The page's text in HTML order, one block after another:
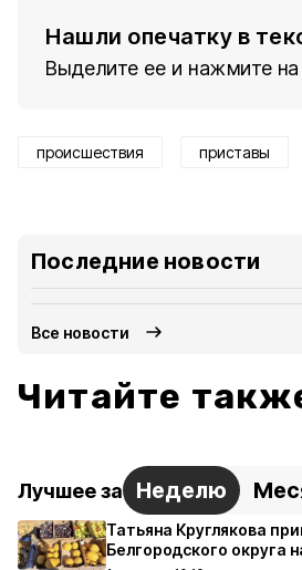
Нашли опечатку в
Выделите ее и нажмите на
происшествия приставы
Последние новости
Все новости
Читайте
Лучшее за Неделю
Татьяна Круглякова
Белгородского округа